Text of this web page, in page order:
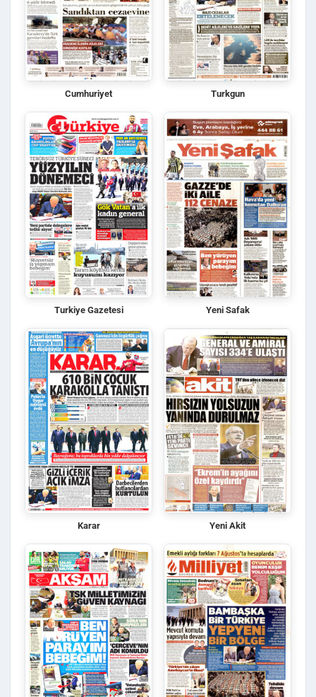
Cumhuriyet Turkgun
Turkiye Gazetesi Yeni Safak
Karar Yeni Akit